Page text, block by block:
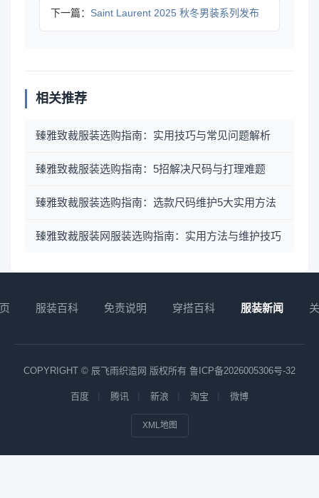
下一篇： Saint Laurent 2025 秋冬男装系列发布
相关推荐
臻雅致裁服装选购指南：实用技巧与常见问题解析
臻雅致裁服装选购指南：5招解决尺码与打理难题
臻雅致裁服装选购指南：选款尺码维护5大实用方法
臻雅致裁服装网服装选购指南：实用方法与维护技巧
服装百科 免责说明 穿搭百科 服装新闻
COPYRIGHT © 辰飞雨织造网 版权所有 鲁ICP备2026005306号-32
百度 腾讯 新浪 淘宝 微博
XML地图